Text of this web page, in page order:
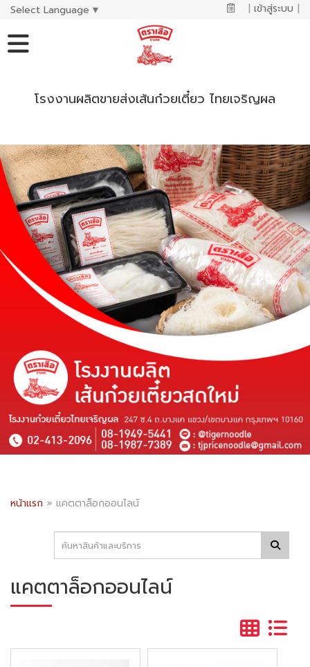
Select Language ▼ | เข้าสู่ระบบ |
โรงงานผลิตขายส่งเส้นก๋วยเตี๋ยว ไทยเจริญผล
หน้าแรก » แคตตาล็อกออนไลน์
แคตตาล็อกออนไลน์